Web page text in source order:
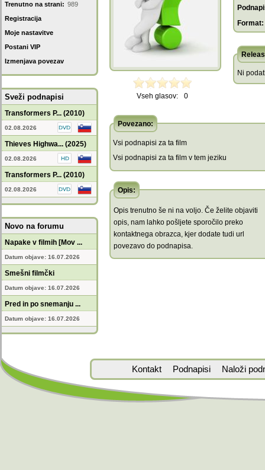
Trenutno na strani: 989
Registracija
Moje nastavitve
Postani VIP
Izmenjava povezav
Sveži podnapisi
Transformers P... (2010)
02.08.2026
Thieves Highwa... (2025)
02.08.2026
Transformers P... (2010)
02.08.2026
Novo na forumu
Napake v filmih [Mov ...
Datum objave: 16.07.2026
Smešni filmčki
Datum objave: 16.07.2026
Pred in po snemanju ...
Datum objave: 16.07.2026
Vseh glasov: 0
Format:
Ni
Povezano:
Vsi podnapisi za ta film
Vsi podnapisi za ta film v tem jeziku
Opis:
Opis trenutno še ni na voljo. Če želite objaviti
opis, nam lahko pošljete sporočilo preko
kontaktnega obrazca, kjer dodate tudi url
povezavo do podnapisa.
Kontakt Podnapisi Naloži